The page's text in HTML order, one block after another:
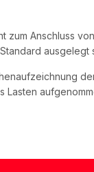
zum Anschluss
ausgelegt
Lasten